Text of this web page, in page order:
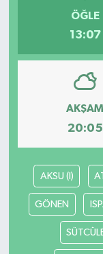
ÖĞLE
13:07
AKŞAM
20:05
AKSU (I)
GÖNEN